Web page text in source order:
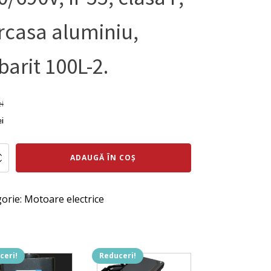
aluminiu,
100L-2.
lei.
Prețul
1.821 lei.
ADAUGĂ ÎN COȘ
Motoare electrice
Reduceri!